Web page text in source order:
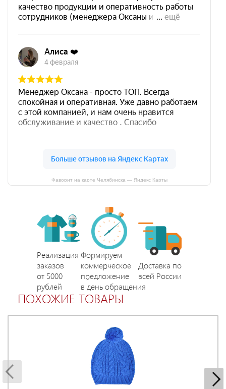
Фаворит на карте Челябинска — Яндекс Карты
Реализация
заказов
от 5000
рублей
Формируем
коммерческое
предложение
в день обращения
Доставка по
всей России
ПОХОЖИЕ ТОВАРЫ